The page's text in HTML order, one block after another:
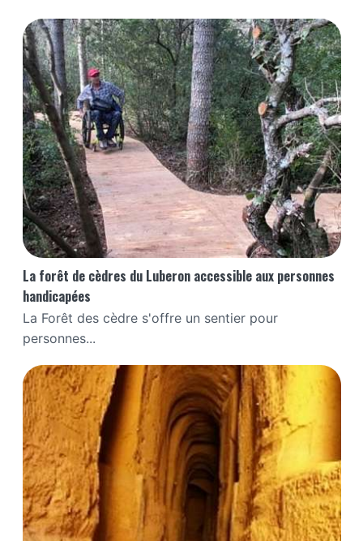
La forêt de cèdres du Luberon accessible aux personnes
handicapées
La Forêt des cèdre s'offre un sentier pour
personnes...